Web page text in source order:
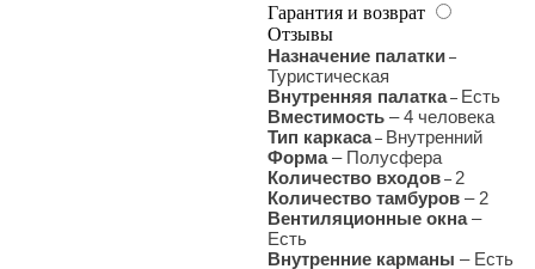
Гарантия и возврат
Отзывы
Назначение палатки –
Туристическая
Внутренняя палатка– Есть
Вместимость – 4 человека
Тип каркаса– Внутренний
Форма– Полусфера
Количество входов – 2
Количество тамбуров – 2
Вентиляционные окна–
Есть
Внутренние карманы – Есть